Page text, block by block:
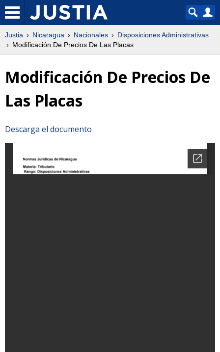
Justia Nicaragua Nacionales
Disposiciones Administrativas
Modificación De Precios De Las Placas
Modificación De Precios De
Las Placas
Descarga el documento